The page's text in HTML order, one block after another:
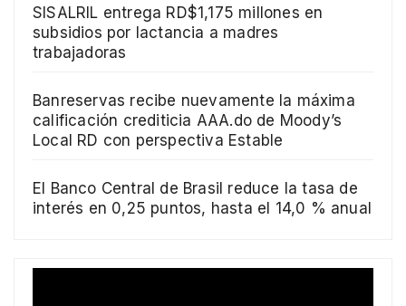
SISALRIL entrega RD$1,175 millones en
subsidios por lactancia a madres
trabajadoras
Banreservas recibe nuevamente la máxima
calificación crediticia AAA.do de Moody’s
Local RD con perspectiva Estable
El Banco Central de Brasil reduce la tasa de
interés en 0,25 puntos, hasta el 14,0 % anual